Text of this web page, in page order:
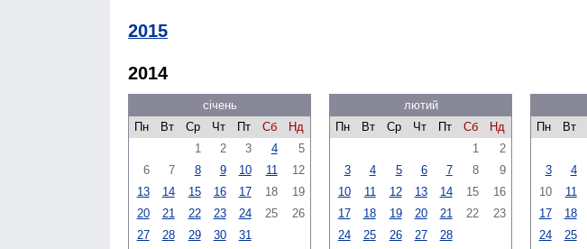
2015
2014
січень
Пн
Вт Ср Чт Пт Сб
Нд
1
2 3 4
5
6
7 8 9 10 11
12
13
14 15 16 17 18
19
20
21 22 23 24 25
26
27
28 29 30 31
лютий
Пн
Вт Ср Чт Пт Сб
Нд
1
2
3
4 5 6 7 8
9
10
11 12 13 14 15
16
17
18 19 20 21 22
23
24
25 26 27 28
Пн
Вт
3
4
10
11
17
18
24
25